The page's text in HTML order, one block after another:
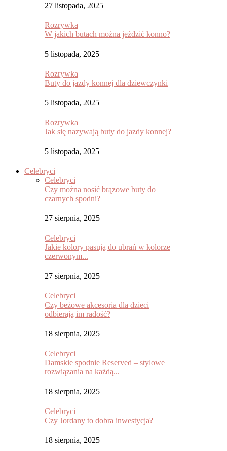
27 listopada, 2025
Rozrywka
W jakich butach można jeździć konno?
5 listopada, 2025
Rozrywka
Buty do jazdy konnej dla dziewczynki
5 listopada, 2025
Rozrywka
Jak się nazywają buty do jazdy konnej?
5 listopada, 2025
Celebryci
Celebryci
Czy można nosić brązowe buty do
czarnych spodni?
27 sierpnia, 2025
Celebryci
Jakie kolory pasują do ubrań w kolorze
czerwonym...
27 sierpnia, 2025
Celebryci
Czy beżowe akcesoria dla dzieci
odbierają im radość?
18 sierpnia, 2025
Celebryci
Damskie spodnie Reserved – stylowe
rozwiązania na każdą...
18 sierpnia, 2025
Celebryci
Czy Jordany to dobra inwestycja?
18 sierpnia, 2025